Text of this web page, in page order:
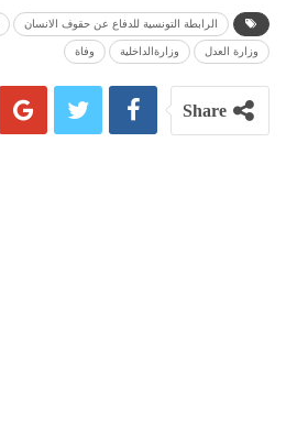
الرابطة التونسية للدفاع عن حقوف الانسان
وزارة العدل وزارةالداخلية وفاة
Share